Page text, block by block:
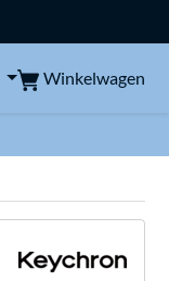
Winkelwagen